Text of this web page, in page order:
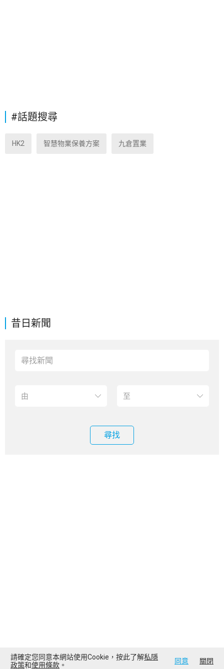
昔日新聞
尋找
#話題搜尋
HK2 智慧物業保養方案 九倉置業
請確定您同意本網站使用Cookie，按此了解私隱
政策和使用條款 。 同意 關閉